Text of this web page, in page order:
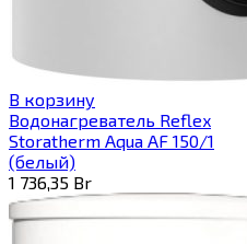
В корзину
Водонагреватель Reflex
Storatherm Aqua AF 150/1
(белый)
1 736,35 Br